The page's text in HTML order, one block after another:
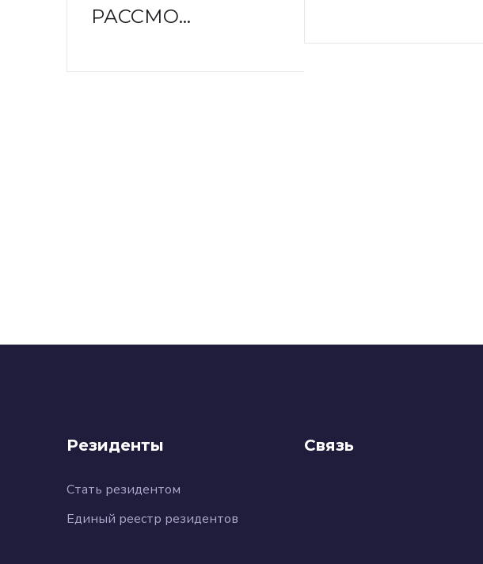
РАССМО…
Резиденты
Стать резидентом
Единый реестр резидентов
Связь